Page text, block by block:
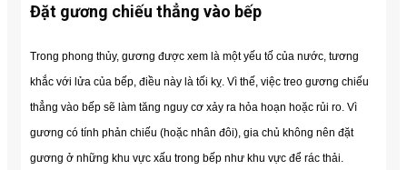
Đặt gương chiếu thẳng vào bếp
Trong phong thủy, gương được xem là một yếu tố của nước, tương
khắc với lửa của bếp, điều này là tối kỵ. Vì thế, việc treo gương chiếu
thẳng vào bếp sẽ làm tăng nguy cơ xảy ra hỏa hoạn hoặc rủi ro. Vì
gương có tính phản chiếu (hoặc nhân đôi), gia chủ không nên đặt
gương ở những khu vực xấu trong bếp như khu vực để rác thải.